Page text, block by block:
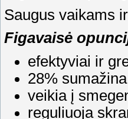
Saugus vaikams
Figavaisė
efektyviai ir
28%
veikia į
reguliuoja